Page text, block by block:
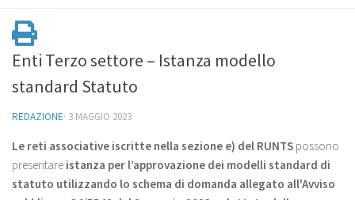
Enti Terzo settore – Istanza modello
standard Statuto
REDAZIONE· 3 MAGGIO 2023
Le reti associative iscritte nella sezione e) del RUNTS possono
presentare istanza per l’approvazione dei modelli standard di
statuto utilizzando lo schema di domanda allegato all'Avviso